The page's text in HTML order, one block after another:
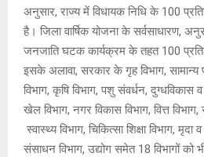
अनुसार, राज्य में विधायक निधि के 100
है। जिला वार्षिक योजना के सर्वसाधारण,
जनजाति घटक कार्यक्रम के तहत 100
इसके अलावा, सरकार के गृह विभाग, सामान्य
विभाग, कृषि विभाग, पशु संवर्धन, दुग्धविकास
खेल विभाग, नगर विकास विभाग, वित्त विभाग,
स्वास्थ्य विभाग, चिकित्सा शिक्षा विभाग,
संसाधन विभाग, उद्योग समेत 18 विभागों